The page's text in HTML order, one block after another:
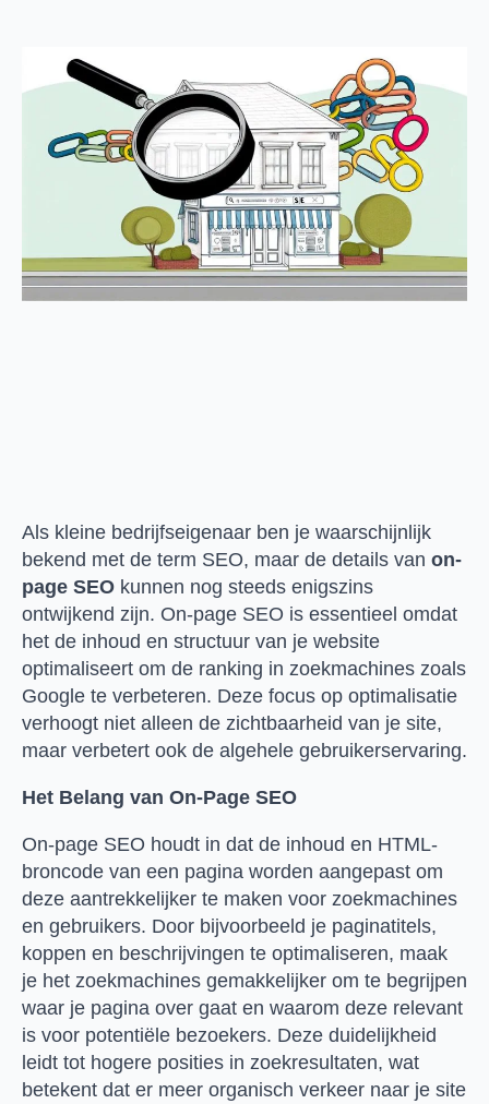
Als kleine bedrijfseigenaar ben je waarschijnlijk
bekend met de term SEO, maar de details van on-
page SEO kunnen nog steeds enigszins
ontwijkend zijn. On-page SEO is essentieel omdat
het de inhoud en structuur van je website
optimaliseert om de ranking in zoekmachines zoals
Google te verbeteren. Deze focus op optimalisatie
verhoogt niet alleen de zichtbaarheid van je site,
maar verbetert ook de algehele gebruikerservaring.
Het Belang van On-Page SEO
On-page SEO houdt in dat de inhoud en HTML-
broncode van een pagina worden aangepast om
deze aantrekkelijker te maken voor zoekmachines
en gebruikers. Door bijvoorbeeld je paginatitels,
koppen en beschrijvingen te optimaliseren, maak
je het zoekmachines gemakkelijker om te begrijpen
waar je pagina over gaat en waarom deze relevant
is voor potentiële bezoekers. Deze duidelijkheid
leidt tot hogere posities in zoekresultaten, wat
betekent dat er meer organisch verkeer naar je site